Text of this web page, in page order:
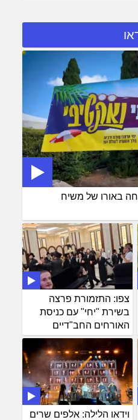
באורו של משיח
צפו: התזמורת פרצה
בשירת "יחי" עם כניסת
האורחים החב"דיים
וידאו הלילה: אלפים שרים